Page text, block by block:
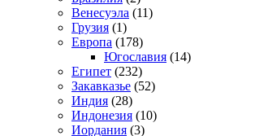
Венесуэла (11)
Грузия (1)
Европа (178)
Югославия (14)
Египет (232)
Закавказье (52)
Индия (28)
Индонезия (10)
Иордания (3)